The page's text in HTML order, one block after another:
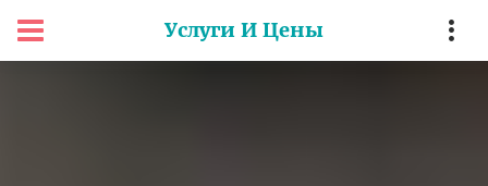
Услуги И Цены